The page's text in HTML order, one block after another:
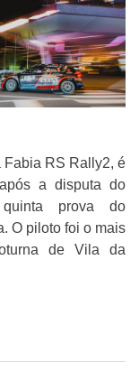
Fabia RS Rally2, é
a disputa do
prova do
O piloto foi o mais
de Vila da